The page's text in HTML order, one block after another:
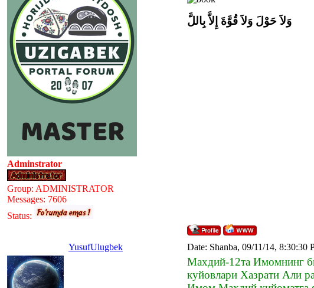
Adminstrator
Group: ADMINISTRATOR
Messages: 7606
Status:
وَلاَ حَوْلَ وَلاَ قُوَّةَ إِلاَّ بِاللَّ
YusufUlugbek Date: Shanba, 09/11/14, 8:30:30
Махдий-12та Имомнинг
куйовлари Хазрати Али